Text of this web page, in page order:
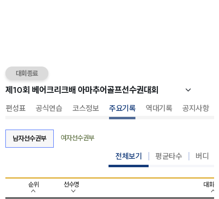
대회종료
편성표 공식연습 코스정보 주요기록 역대기록 공지사항
남자선수권부 여자선수권부
전체보기 평균타수 버디
순위 선수명 대회